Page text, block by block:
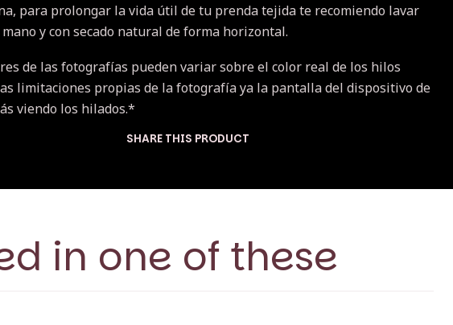
para prolongar la vida útil de tu prenda tejida te recomiendo lavar
y con secado natural de forma horizontal.
de las fotografías pueden variar sobre el color real de los hilos
limitaciones propias de la fotografía ya la pantalla del dispositivo de
viendo los hilados.*
SHARE THIS PRODUCT
in one of these